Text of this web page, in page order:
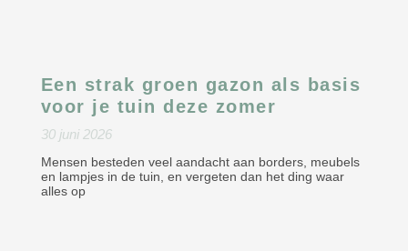
Een strak groen gazon als basis
voor je tuin deze zomer
30 juni 2026
Mensen besteden veel aandacht aan borders, meubels
en lampjes in de tuin, en vergeten dan het ding waar
alles op